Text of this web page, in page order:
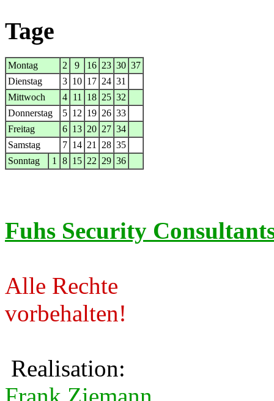
Tage
Montag 2 9 16 23 30 37
Dienstag
3 10 17 24 31
Mittwoch
4 11 18 25 32
Donnerstag
5 12 19 26 33
Freitag
6 13 20 27 34
Samstag
7 14 21 28 35
Sonntag
1 8 15 22 29 36
Fuhs Security
Alle Rechte
vorbehalten!
Realisation:
Frank Ziemann